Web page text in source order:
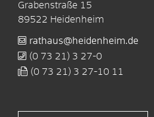
Grabenstraße 15
89522 Heidenheim
rathaus@heidenheim.de
(0 73 21) 3 27-0
(0 73 21) 3 27-10 11